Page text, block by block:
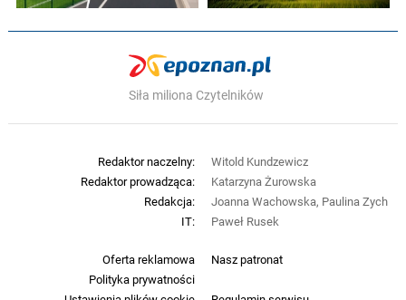
Siła miliona Czytelników
Oferta reklamowa
Nasz patronat
Polityka prywatności
Redaktor naczelny:
Witold Kundzewicz
Redaktor prowadząca:
Katarzyna Żurowska
Redakcja:
Joanna Wachowska, Paulina Zych
IT:
Paweł Rusek